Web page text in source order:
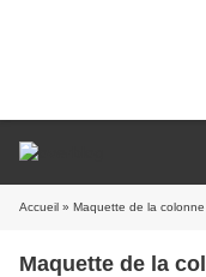
Accueil » Maquette de la
Maquette de la